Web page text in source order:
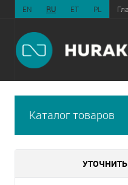
EN RU ET PL
Каталог товаров